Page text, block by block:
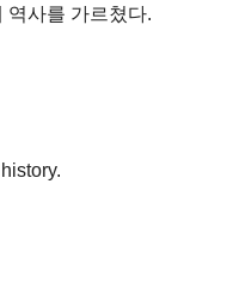
역사를 가르쳤다.